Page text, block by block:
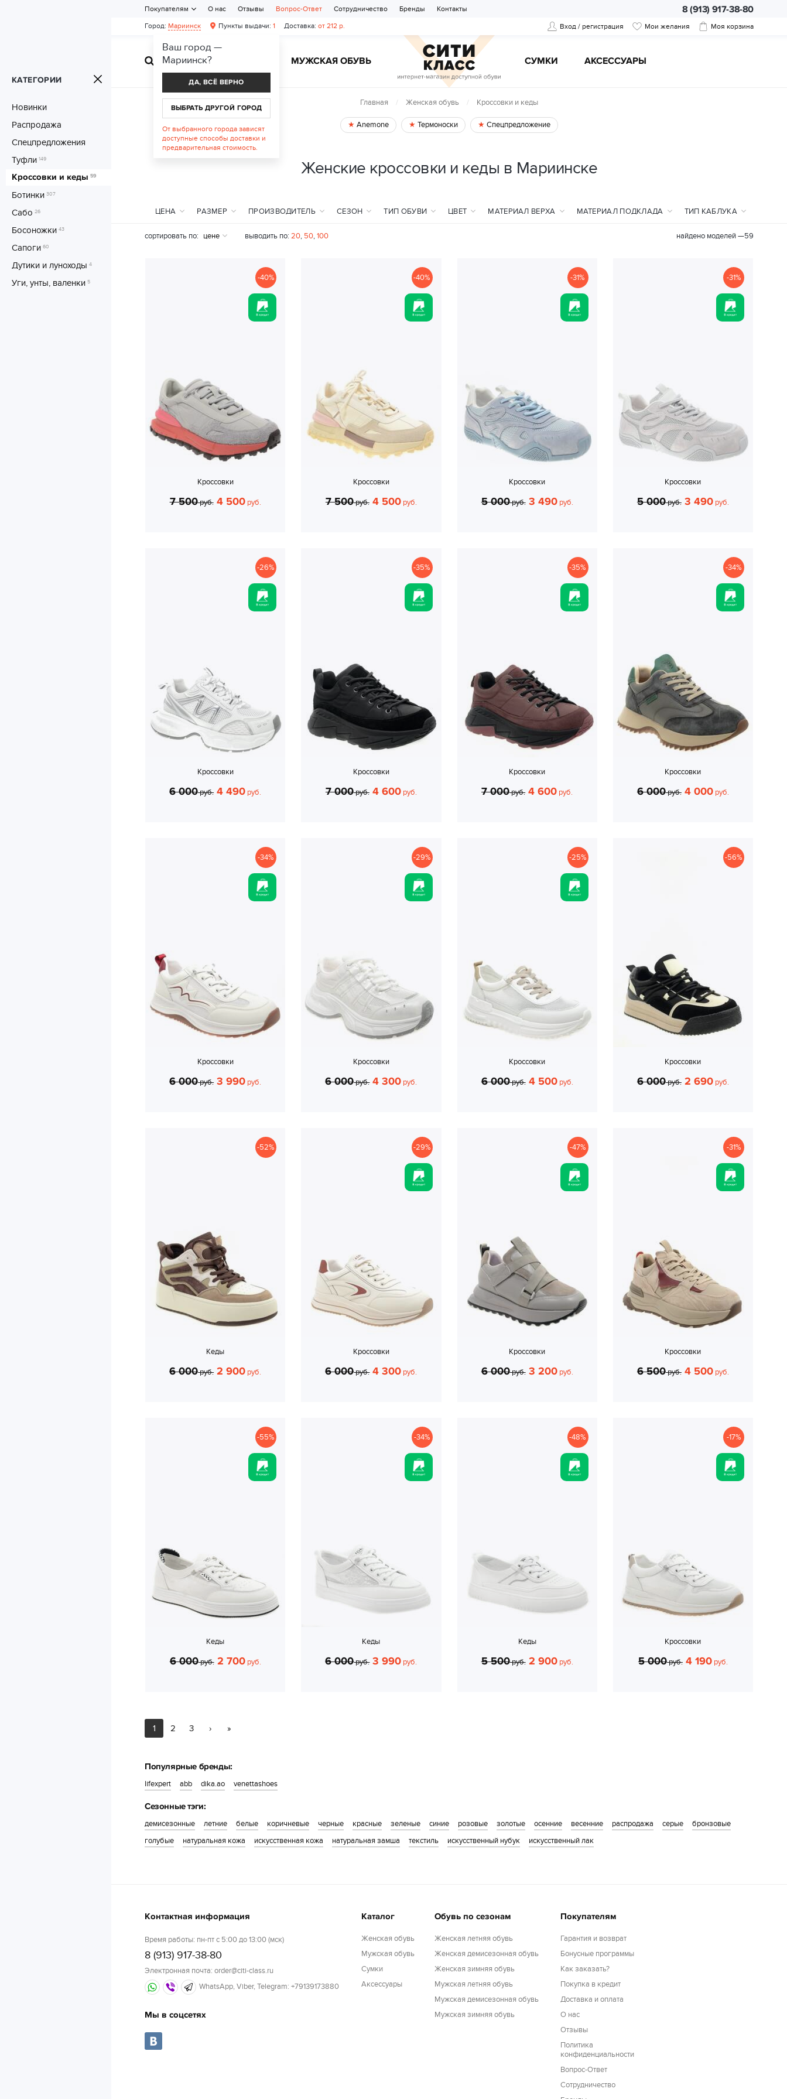
Вход / регистрация Мои желания Моя корзина
ЖЕНСКАЯ ОБУВЬ МУЖСКАЯ ОБУВЬ CУМКИ АКСЕССУАРЫ
Город: Мариинск Пункты выдачи: 1 Доставка: от 212 р.
8 (913) 917-38-80
Покупателям О нас Отзывы Вопрос-Ответ Сотрудничество Бренды Контакты
КАТЕГОРИИ
Новинки
Распродажа
Спецпредложения
Туфли 149
Кроссовки и кеды 59
Ботинки 307
Сабо 26
Босоножки 43
Сапоги 60
Дутики и луноходы 4
Уги, унты, валенки 5
Главная Женская обувь Кроссовки и кеды
Anemone Термоноски Спецпредложение
Женские кроссовки и кеды в Мариинске
ЦЕНА РАЗМЕР ПРОИЗВОДИТЕЛЬ СЕЗОН ТИП ОБУВИ ЦВЕТ МАТЕРИАЛ ВЕРХА МАТЕРИАЛ ПОДКЛАДА ТИП КАБЛУКА
сортировать по: цене выводить по: 20, 50,100 найдено моделей —59
-40%
Кроссовки
7 500руб. 4 500руб.
-40%
Кроссовки
7 500руб. 4 500руб.
-31%
Кроссовки
5 000руб. 3 490руб.
-31%
Кроссовки
5 000руб. 3 490руб.
-26%
Кроссовки
6 000руб. 4 490 руб.
-35%
Кроссовки
7 000руб. 4 600руб.
-35%
Кроссовки
7 000руб. 4 600 руб.
-34%
Кроссовки
6 000руб. 4 000руб.
-34%
Кроссовки
6 000руб. 3 990 руб.
-29%
Кроссовки
6 000руб. 4 300 руб.
-25%
Кроссовки
6 000руб. 4 500руб.
-56%
Кроссовки
6 000руб. 2 690руб.
-52%
Кеды
6 000руб. 2 900 руб.
-29%
Кроссовки
6 000руб. 4 300 руб.
-47%
Кроссовки
6 000руб. 3 200руб.
-31%
Кроссовки
6 500руб. 4 500руб.
-55%
Кеды
6 000руб. 2 700руб.
-34%
Кеды
6 000руб. 3 990 руб.
-48%
Кеды
5 500руб. 2 900руб.
-17%
Кроссовки
5 000руб. 4 190руб.
1 2 3 › »
Популярные бренды:
lifexpert abb dika.ao venettashoes
Сезонные тэги:
демисезонные летние белые коричневые черные красные зеленые синие розовые золотые осенние весенние распродажа серые
бронзовые
голубые
натуральная кожа искусственная кожа натуральная замша текстиль искусственный нубук искусственный лак
Контактная информация
Время работы: пн-пт с 5:00 до 13:00 (мск)
8 (913) 917-38-80
Электронная почта: order@citi-class.ru
WhatsApp, Viber, Telegram: +79139173880
Мы в соцсетях
Каталог
Женская обувь
Мужская обувь
Cумки
Аксессуары
Обувь по сезонам
Женская летняя обувь
Женская демисезонная обувь
Женская зимняя обувь
Мужская летняя обувь
Мужская демисезонная обувь
Мужская зимняя обувь
Покупателям
Гарантия и возврат
Бонусные программы
Как заказать?
Покупка в кредит
Доставка и оплата
О нас
Отзывы
Политика
конфиденциальности
Вопрос-Ответ
Сотрудничество
Ваш город —
Мариинск?
ДА, ВСЁ ВЕРНО
ВЫБРАТЬ ДРУГОЙ ГОРОД
От выбранного города зависят
доступные способы доставки и
предварительная стоимость.